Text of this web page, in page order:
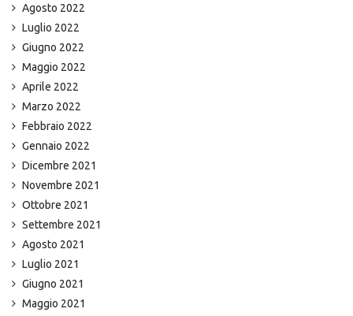
Agosto 2022
Luglio 2022
Giugno 2022
Maggio 2022
Aprile 2022
Marzo 2022
Febbraio 2022
Gennaio 2022
Dicembre 2021
Novembre 2021
Ottobre 2021
Settembre 2021
Agosto 2021
Luglio 2021
Giugno 2021
Maggio 2021